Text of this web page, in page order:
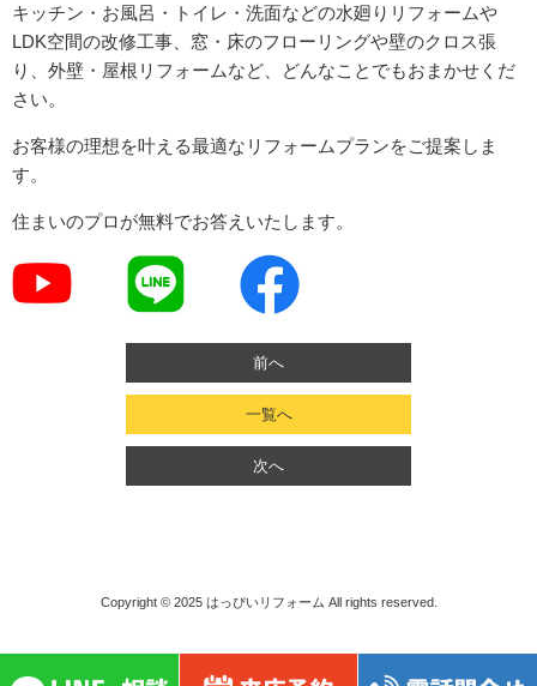
キッチン・お風呂・トイレ・洗面などの水廻りリフォームや
LDK空間の改修工事、窓・床のフローリングや壁のクロス張
り、外壁・屋根リフォームなど、どんなことでもおまかせくだ
さい。
お客様の理想を叶える最適なリフォームプランをご提案しま
す。
住まいのプロが無料でお答えいたします。
前へ
一覧へ
次へ
Copyright © 2025 はっぴいリフォーム All rights reserved.